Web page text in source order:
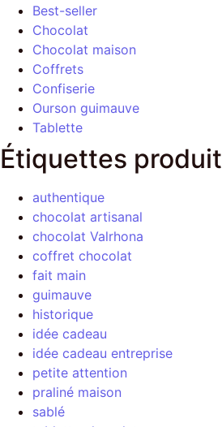
Best-seller
Chocolat
Chocolat maison
Coffrets
Confiserie
Ourson guimauve
Tablette
Étiquettes produit
authentique
chocolat artisanal
chocolat Valrhona
coffret chocolat
fait main
guimauve
historique
idée cadeau
idée cadeau entreprise
petite attention
praliné maison
sablé